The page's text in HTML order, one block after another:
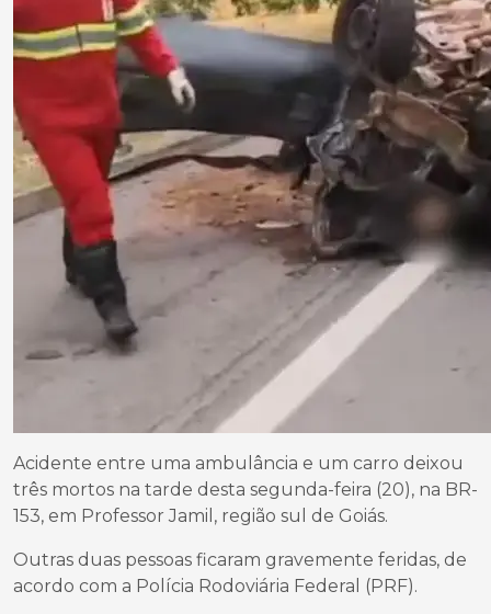
Acidente entre uma ambulância e um carro deixou
três mortos na tarde desta segunda-feira (20), na BR-
153, em Professor Jamil, região sul de Goiás.
Outras duas pessoas ficaram gravemente feridas, de
acordo com a Polícia Rodoviária Federal (PRF).